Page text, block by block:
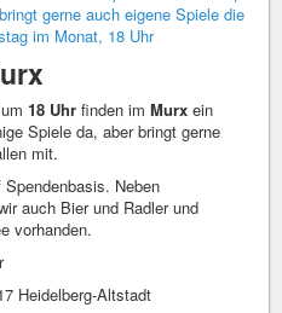
um 18 Uhr finden im Murx ein
Spiele da, aber bringt gerne
mit.
Neben
auch Bier und Radler und
vorhanden.
Heidelberg-Altstadt